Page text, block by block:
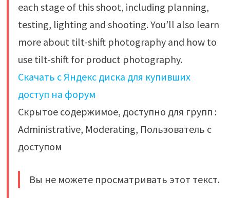
each stage of this shoot, including planning,
testing, lighting and shooting. You’ll also learn
more about tilt-shift photography and how to
use tilt-shift for product photography.
Скачать с Яндекс диска для купивших
доступ на форум
Скрытое содержимое, доступно для групп :
Administrative, Moderating, Пользователь с
доступом
Вы не можете просматривать этот текст.